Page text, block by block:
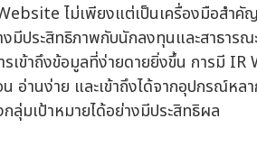
ไม่เพียงแต่เป็นเครื่องมือสำคั
งมีประสิทธิภาพกับนักลงทุนและสาธาร
รเข้าถึงข้อมูลที่ง่ายดายยิ่งขึ้น การมี
น อ่านง่าย และเข้าถึงได้จากอุปกรณ์หล
ลุ่มเป้าหมายได้อย่างมีประสิทธิผล